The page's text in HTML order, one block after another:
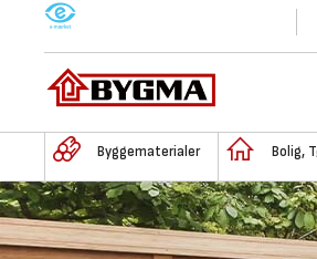
M
Byggematerialer Bolig,